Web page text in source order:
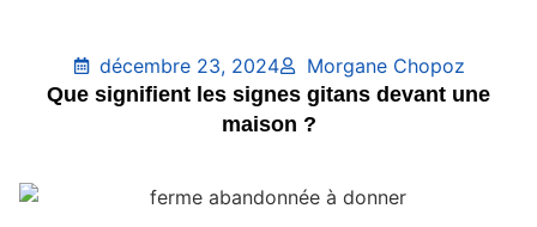
décembre 23, 2024
Morgane Chopoz
Que signifient les signes gitans devant une
maison ?